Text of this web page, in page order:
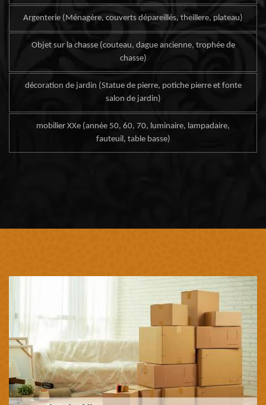
Argenterie (Ménagère, couverts dépareillés, theillere, plateau)
Objet sur la chasse (couteau, dague ancienne, trophée de
chasse)
décoration de jardin (Statue de pierre, potiche pierre et fonte
salon de jardin)
mobilier XXe (année 50, 60, 70, luminaire, lampadaire,
fauteuil, table basse)